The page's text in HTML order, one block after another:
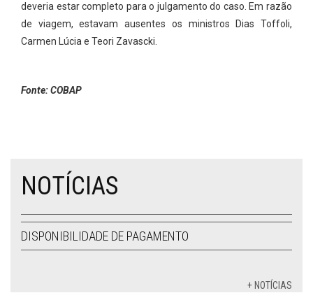
deveria estar completo para o julgamento do caso. Em razão
de viagem, estavam ausentes os ministros Dias Toffoli,
Carmen Lúcia e Teori Zavascki.
Fonte: COBAP
NOTÍCIAS
DISPONIBILIDADE DE PAGAMENTO
+ NOTÍCIAS